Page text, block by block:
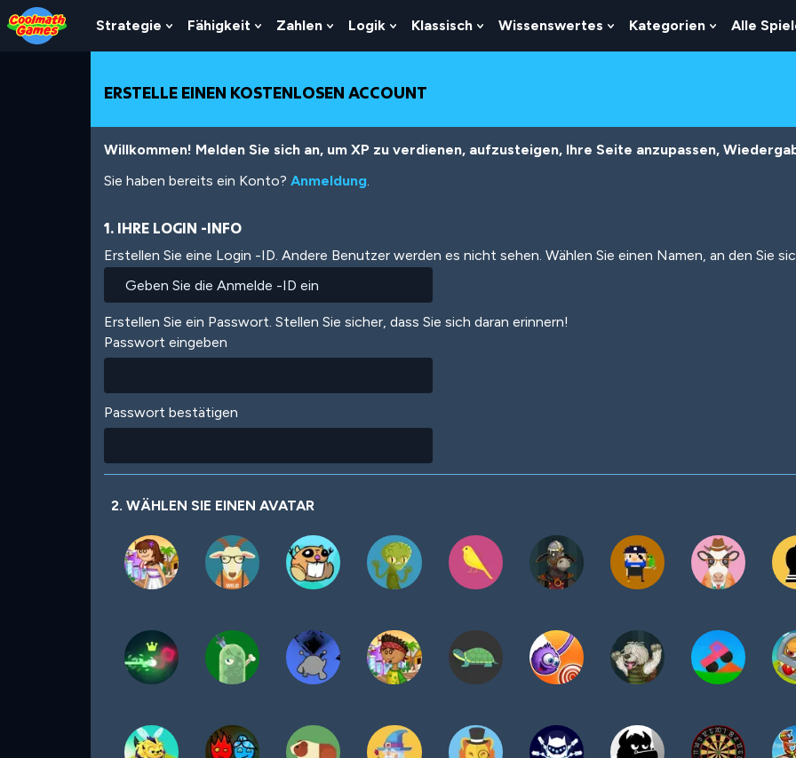
Skip
to
Top
Skip
to
Navigation
Skip
to
Main
Skip
to
Footer
Direkt
zum
Inhalt
Strategie
Show
Submenu
Strategie
Fähigkeit
Show
Submenu
Fähigkeit
Zahlen
Show
Submenu
Zahlen
Logik
Show
Submenu
Logik
Klassisch
Show
Submenu
Wissenswertes
Show
Submenu
Kategorien
Show
Submenu
Alle
ERSTELLE EINEN KOSTENLOSEN ACCOUNT
Willkommen! Melden Sie sich an, um XP zu verdienen, aufzusteigen, Ihre Seite anzupassen,
Sie haben bereits ein Konto? Anmeldung.
1. IHRE LOGIN -INFO
Erstellen Sie eine Login -ID. Andere Benutzer werden es nicht sehen. Wählen Sie einen Namen, an den Sie
Erstellen Sie ein Passwort. Stellen Sie sicher, dass Sie sich daran erinnern!
Passwort eingeben
Passwort bestätigen
2. WÄHLEN SIE EINEN AVATAR